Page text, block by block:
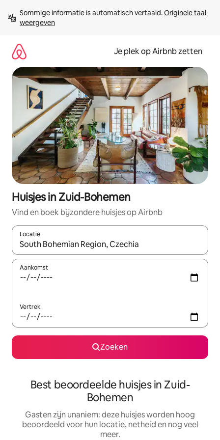
direct
naar
Sommige informatie is automatisch vertaald. Originele taal
weergeven
Je plek op Airbnb zetten
Huisjes in Zuid-Bohemen
Vind en boek bijzondere huisjes op Airbnb
Locatie
Wanneer er resultaten beschikbaar zijn, maak je een keuze
Aankomst
Vertrek
Zoeken
Best beoordeelde huisjes in Zuid-
Bohemen
Gasten zijn unaniem: deze huisjes worden hoog
beoordeeld voor hun locatie, netheid en nog veel
meer.